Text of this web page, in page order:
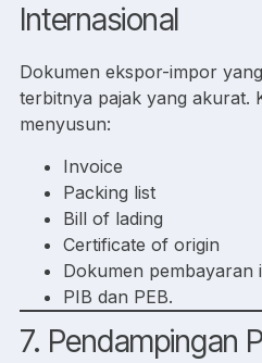
Internasional
Dokumen ekspor-impor
terbitnya pajak yang akurat.
menyusun:
Invoice
Packing list
Bill of lading
Certificate of origin
Dokumen pembayaran
PIB dan PEB.
7. Pendampingan